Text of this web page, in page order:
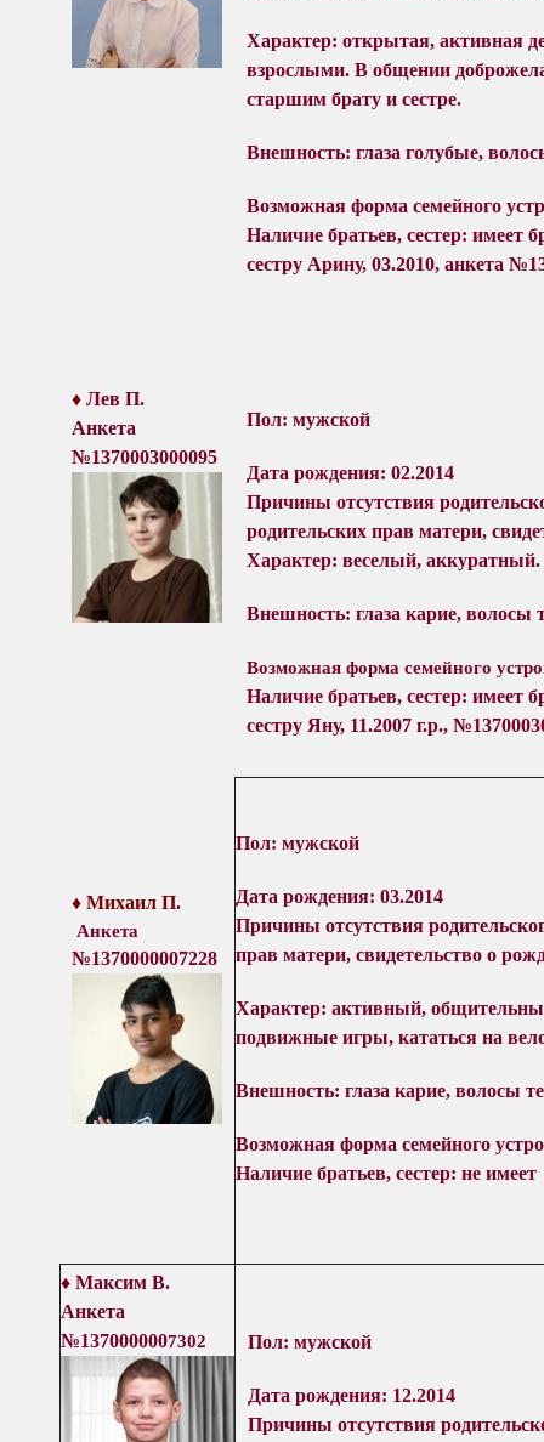
Характер: открытая, активная
взрослыми. В общении
старшим брату и сестре.
Внешность: глаза голубые,
Возможная форма семейного
Наличие братьев, сестер: имеет
сестру Арину, 03.2010, анкета №
♦ Лев П.
Анкета
№1370003000095
Пол: мужской
Дата рождения: 02.2014
Причины отсутствия
родительских прав матери,
Характер: веселый, аккуратный.
Внешность: глаза карие, волосы
Возможная форма семейного
Наличие братьев, сестер: имеет
сестру Яну, 11.2007 г.р.,
♦ Михаил П.
Анкета
№1370000007228
Пол: мужской
Дата рождения: 03.2014
Причины отсутствия
прав матери, свидетельство о
Характер: активный,
подвижные игры, кататься на
Внешность: глаза карие, волосы
Возможная форма семейного
Наличие братьев, сестер: не имеет
♦ Максим В.
Анкета
№1370000007302 Пол: мужской
Дата рождения: 12.2014
Причины отсутствия